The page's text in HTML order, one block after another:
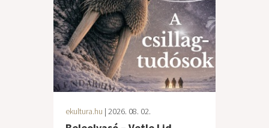
ekultura.hu | 2026. 08. 02.